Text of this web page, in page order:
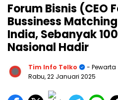
Forum Bisnis (CEO
Bussiness
India, Sebanyak
Nasional Hadir
Tim Info Telko
- Pewarta
Rabu, 22 Januari 2025